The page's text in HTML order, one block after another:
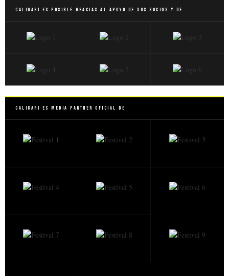
Caligari es posible gracias al apoyo de sus socios y de
Caligari es Media Partner Oficial de